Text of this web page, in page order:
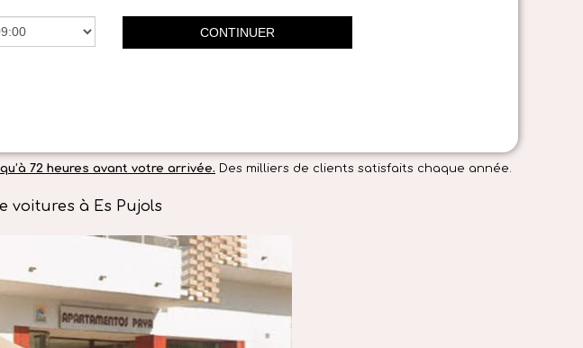
72 heures avant votre arrivée. Des milliers de clients satisfaits chaque année.
voitures à Es Pujols